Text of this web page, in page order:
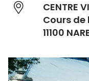
CENTRE
Cours de
11100